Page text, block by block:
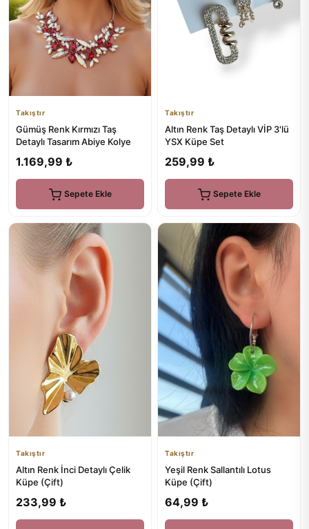
Takıştır
Gümüş Renk Kırmızı Taş
Detaylı Tasarım Abiye Kolye
1.169,99 ₺
Sepete Ekle
Takıştır
Altın Renk Taş Detaylı VİP 3'lü
YSX Küpe Set
259,99 ₺
Sepete Ekle
Takıştır
Altın Renk İnci Detaylı Çelik
Küpe (Çift)
233,99 ₺
Takıştır
Yeşil Renk Sallantılı Lotus
Küpe (Çift)
64,99 ₺